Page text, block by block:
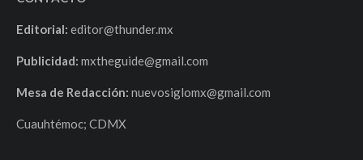
Editorial: editor@thunder.mx
Publicidad: mxtheguide@gmail.com
Mesa de Redacción: nuevosiglomx@gmail.com
Cuauhtémoc; CDMX